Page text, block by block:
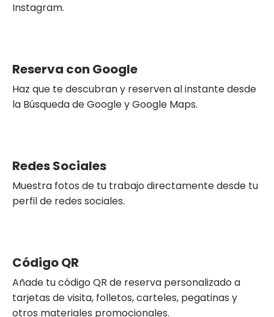
Instagram.
Reserva con Google
Haz que te descubran y reserven al instante desde
la Búsqueda de Google y Google Maps.
Redes Sociales
Muestra fotos de tu trabajo directamente desde tu
perfil de redes sociales.
Código QR
Añade tu código QR de reserva personalizado a
tarjetas de visita, folletos, carteles, pegatinas y
otros materiales promocionales.